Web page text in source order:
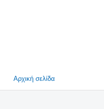
Αρχική σελίδα